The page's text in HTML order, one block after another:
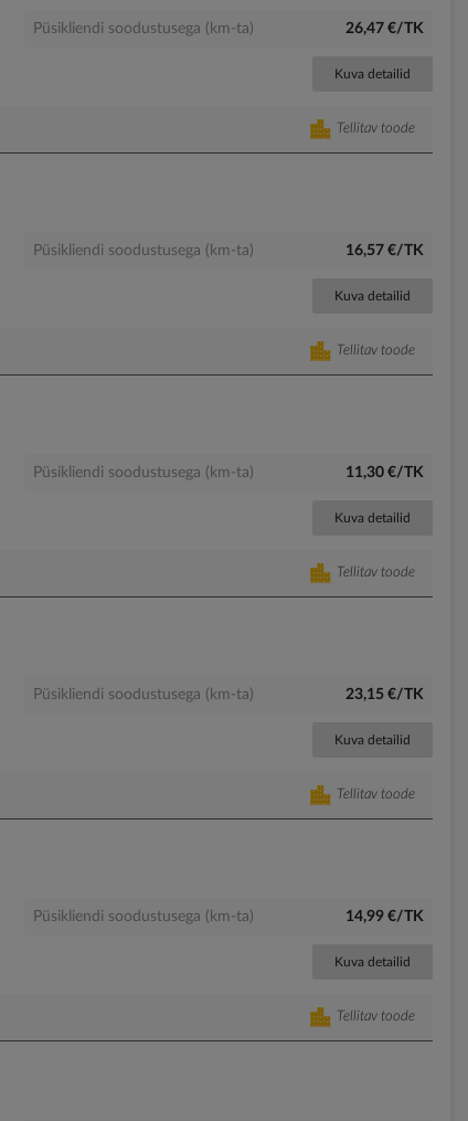
Püsikliendi soodustusega (km-ta) 26,47 €/TK
Kuva detailid
Tellitav toode
Püsikliendi soodustusega (km-ta) 16,57 €/TK
Kuva detailid
Tellitav toode
Püsikliendi soodustusega (km-ta) 11,30 €/TK
Kuva detailid
Tellitav toode
Püsikliendi soodustusega (km-ta) 23,15 €/TK
Kuva detailid
Tellitav toode
Püsikliendi soodustusega (km-ta) 14,99 €/TK
Kuva detailid
Tellitav toode